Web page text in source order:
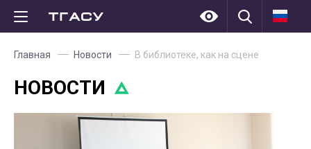
Главная Новости В библиотеке, как на сцене
НОВОСТИ